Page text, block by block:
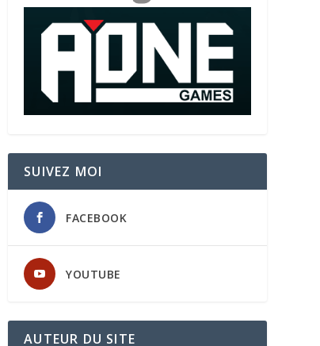
SUIVEZ MOI
FACEBOOK
YOUTUBE
AUTEUR DU SITE